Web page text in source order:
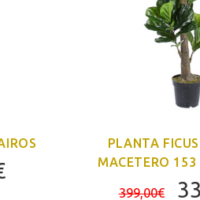
El
PLANTA
MACETERO
399,00€
El